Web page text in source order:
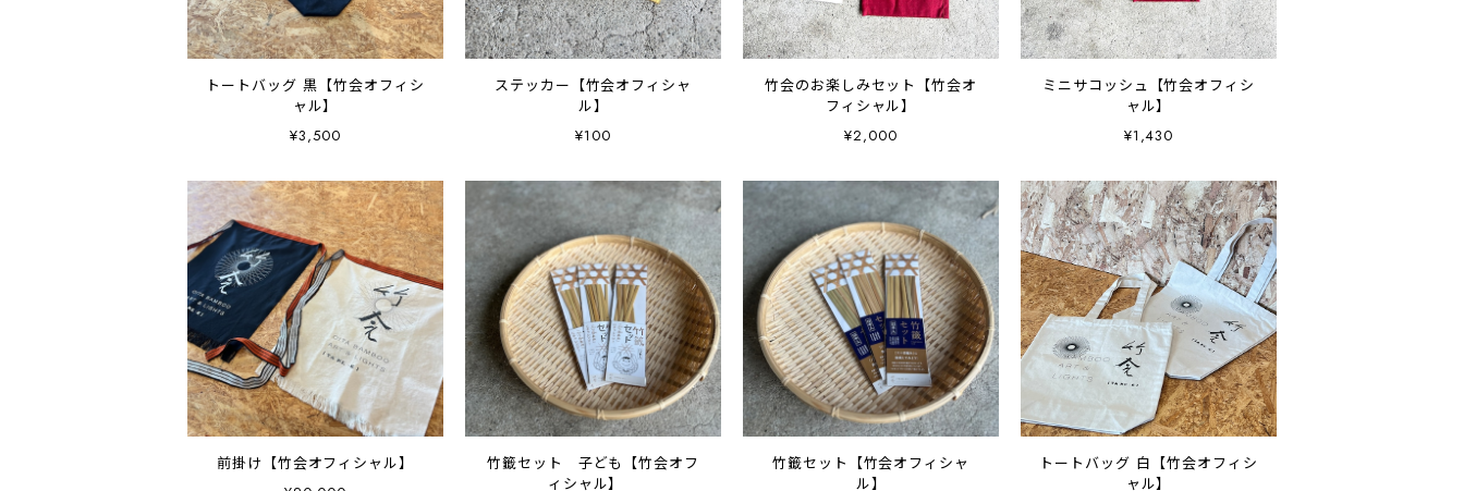
トートバッグ 黒【竹会オフィシ
ャル】
¥3,500
ステッカー【竹会オフィシャ
ル】
¥100
竹会のお楽しみセット【竹会オ
フィシャル】
¥2,000
ミニサコッシュ【竹会オフィシ
ャル】
¥1,430
前掛け【竹会オフィシャル】
竹籤セット 子ども【竹会オフ
ィシャル】
竹籤セット【竹会オフィシャ
ル】
トートバッグ 白【竹会オフィシ
ャル】